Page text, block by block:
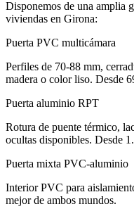
Disponemos de una amplia
viviendas en Girona:
Puerta PVC multicámara
Perfiles de 70-88 mm,
madera o color liso. Desde
Puerta aluminio RPT
Rotura de puente térmico,
ocultas disponibles. Desde
Puerta mixta PVC-aluminio
Interior PVC para
mejor de ambos mundos.